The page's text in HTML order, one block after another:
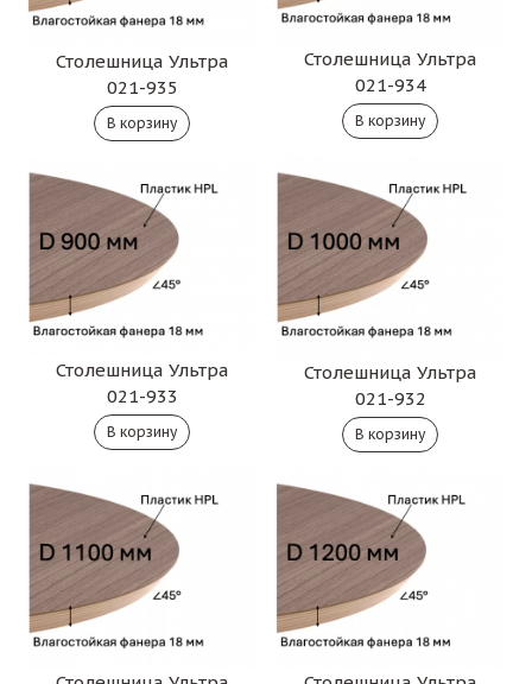
Столешница Ультра
021-935
Столешница Ультра
021-934
Столешница Ультра
021-933
Столешница Ультра
021-932